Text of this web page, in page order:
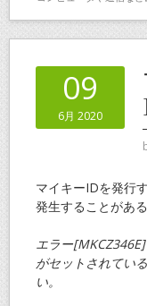
09
6月 2020
マイキーIDを発行
発生することがあ
エラー
がセットされてい
い。